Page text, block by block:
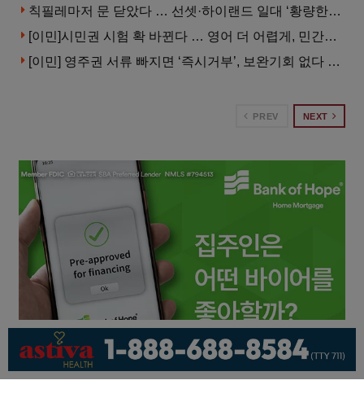
칙필레마저 문 닫았다 … 선셋·하이랜드 일대 ‘황량한 거리’로
[이민]시민권 시험 확 바뀐다 … 영어 더 어렵게, 민간시험 도입 추진
[이민] 영주권 서류 빠지면 ‘즉시거부’, 보완기회 없다 … 이민심사 8월부터 확 바뀐다
PREV NEXT